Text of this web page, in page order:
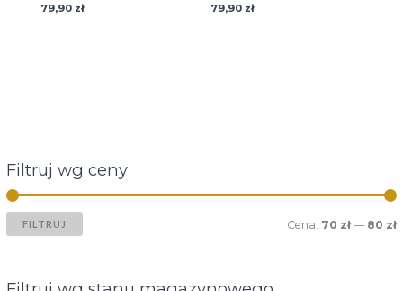
Filtruj wg ceny
FILTRUJ Cena: 70 zł — 80 zł
79,90 zł 79,90 zł